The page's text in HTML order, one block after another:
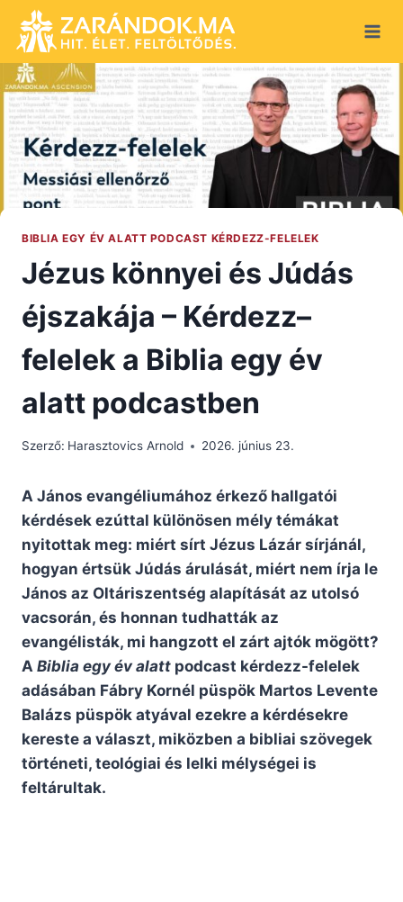
content
BIBLIA EGY ÉV ALATT PODCAST KÉRDEZZ-FELELEK
Jézus könnyei és Júdás
éjszakája – Kérdezz–
felelek a Biblia egy év
alatt podcastben
Szerző: Harasztovics Arnold 2026. június 23.
A János evangéliumához érkező hallgatói
kérdések ezúttal különösen mély témákat
nyitottak meg: miért sírt Jézus Lázár sírjánál,
hogyan értsük Júdás árulását, miért nem írja le
János az Oltáriszentség alapítását az utolsó
vacsorán, és honnan tudhatták az
evangélisták, mi hangzott el zárt ajtók mögött?
A Biblia egy év alatt podcast kérdezz-felelek
adásában Fábry Kornél püspök Martos Levente
Balázs püspök atyával ezekre a kérdésekre
kereste a választ, miközben a bibliai szövegek
történeti, teológiai és lelki mélységei is
feltárultak.